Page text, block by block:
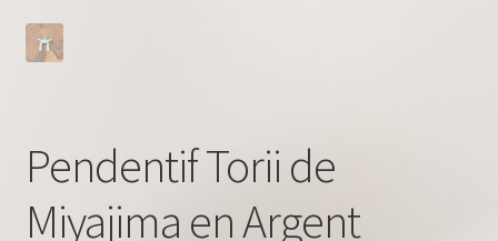
Pendentif Torii de
Miyajima en Argent